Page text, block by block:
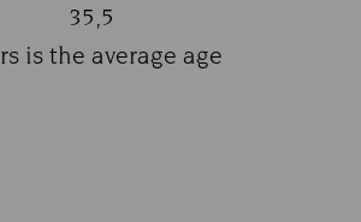
35,5
is the average age